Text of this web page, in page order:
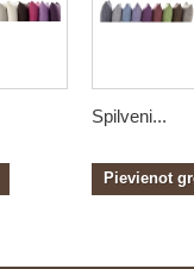
Spilveni...
Pievienot